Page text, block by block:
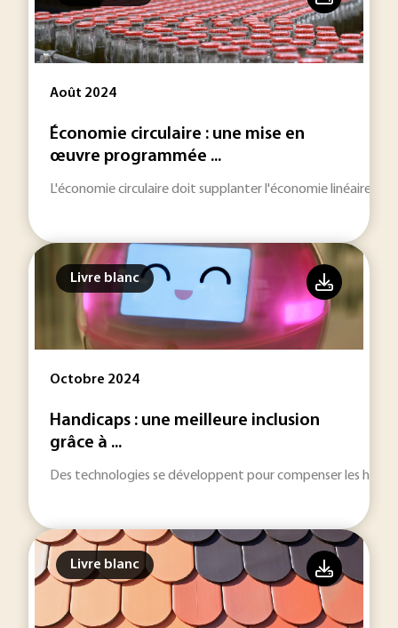
Août 2024
Économie circulaire : une mise en
œuvre programmée ...
L'économie circulaire doit supplanter l'économie linéaire
Livre blanc
Octobre 2024
Handicaps : une meilleure inclusion
grâce à ...
Des technologies se développent pour compenser les
Livre blanc